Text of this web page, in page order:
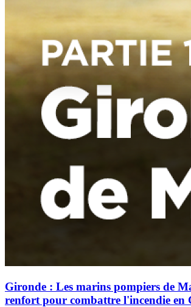
Gironde : Les marins pompiers de
renfort pour combattre l'incendie en